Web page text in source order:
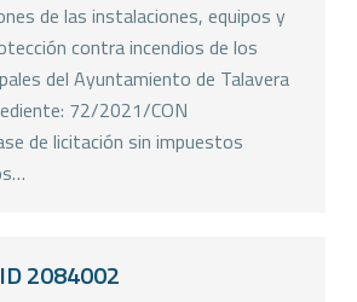
de las instalaciones, equipos y
contra incendios de los
del Ayuntamiento de Talavera
72/2021/CON
de licitación sin impuestos
2084002